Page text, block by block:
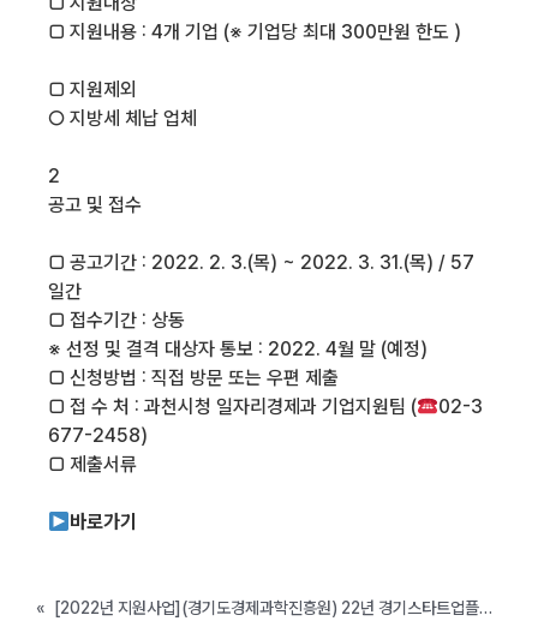
□ 지원내용 : 4개 기업 (※ 기업당 최대 300만원 한도 )
□ 지원제외
○ 지방세 체납 업체
2
공고 및 접수
□ 공고기간 : 2022. 2. 3.(목) ~ 2022. 3. 31.(목) / 57
일간
□ 접수기간 : 상동
※ 선정 및 결격 대상자 통보 : 2022. 4월 말 (예정)
□ 신청방법 : 직접 방문 또는 우편 제출
□ 접 수 처 : 과천시청 일자리경제과 기업지원팀 (
02-3
677-2458)
□ 제출서류
바로가기
«
[2022년 지원사업](경기도경제과학진흥원) 22년 경기스타트업플랫폼 연계형 기술창업지원사업(~2/25)